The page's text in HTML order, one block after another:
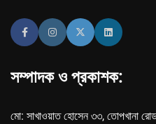
সম্পাদক ও প্রকাশক:
মো: সাখাওয়াত হোসেন ৩৩, তোপখানা